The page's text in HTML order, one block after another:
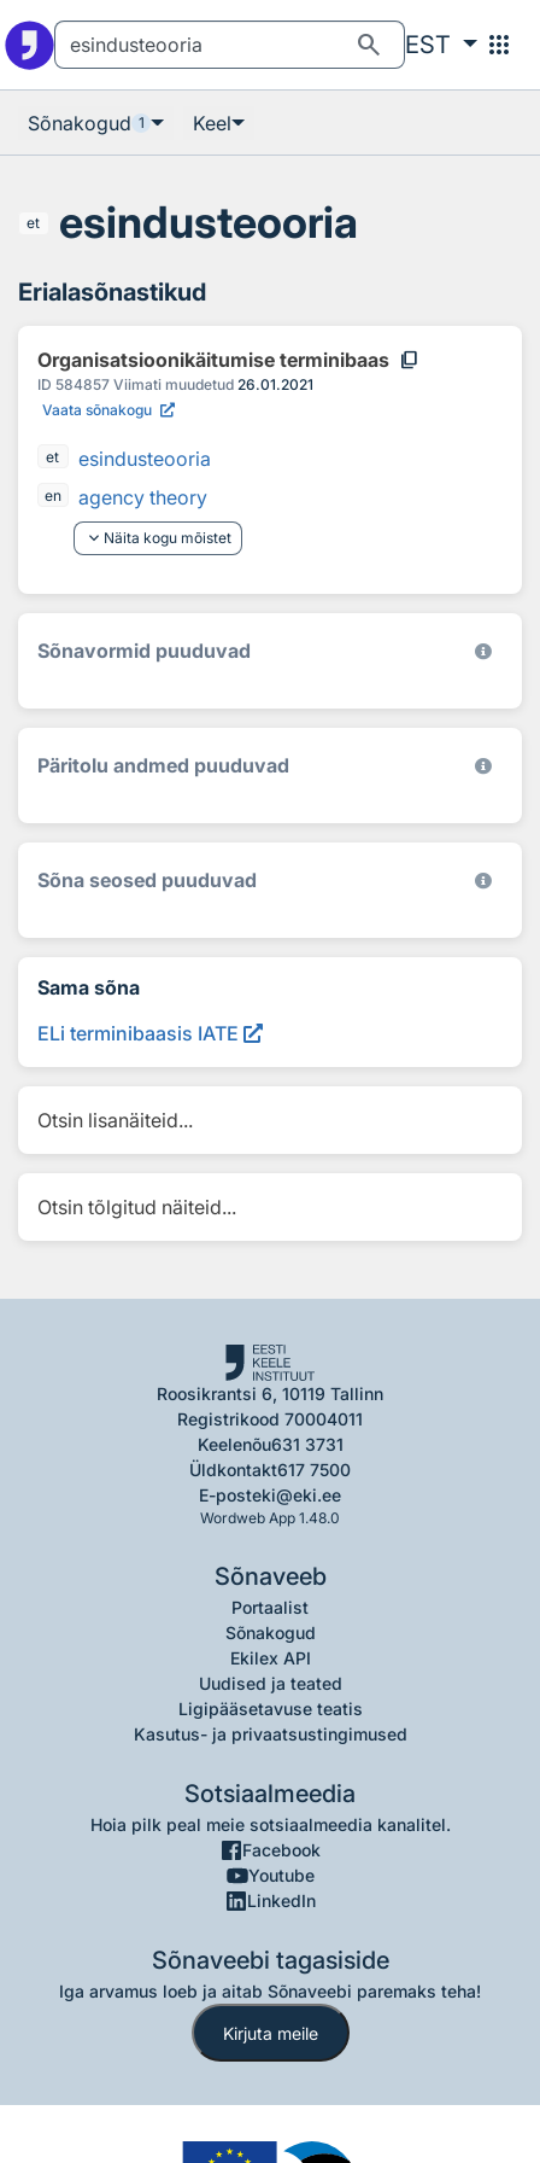
search EST apps
Sõnakogud 1 Keel
et esindusteooria
Erialasõnastikud
Organisatsioonikäitumise terminibaas content_copy
ID 584857 Viimati muudetud 26.01.2021
Vaata sõnakogu
et esindusteooria
en
agency theory
keyboard_arrow_down Näita kogu mõistet
Sõnavormid puuduvad
Päritolu andmed puuduvad
Sõna seosed puuduvad
Sama sõna
ELi terminibaasis IATE
Otsin lisanäiteid...
Otsin tõlgitud näiteid...
Roosikrantsi 6, 10119 Tallinn
Registrikood 70004011
Keelenõu631 3731
Üldkontakt617 7500
E-posteki@eki.ee
Wordweb App 1.48.0
Sõnaveeb
Portaalist
Sõnakogud
Ekilex API
Uudised ja teated
Ligipääsetavuse teatis
Kasutus- ja privaatsustingimused
Sotsiaalmeedia
Hoia pilk peal meie sotsiaalmeedia kanalitel.
Facebook
Youtube
LinkedIn
Sõnaveebi tagasiside
Iga arvamus loeb ja aitab Sõnaveebi paremaks teha!
Kirjuta meile